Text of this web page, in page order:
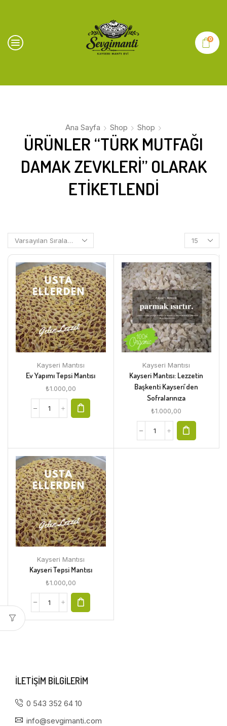
0
Ana Sayfa Shop Shop
ÜRÜNLER “TÜRK MUTFAĞI
DAMAK ZEVKLERI” OLARAK
ETIKETLENDI
Kayseri Mantısı
Ev Yapımı Tepsi Mantısı
₺1.000,00
Kayseri Mantısı
Kayseri Mantısı: Lezzetin
Başkenti Kayseri’den
Sofralarınıza
₺1.000,00
Kayseri Mantısı
Kayseri Tepsi Mantısı
₺1.000,00
ILETIŞIM BILGILERIM
0 543 352 64 10
info@sevgimanti.com